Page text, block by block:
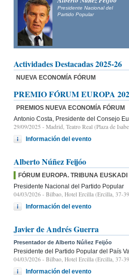
Presidente Nacional del
Partido Popular
Actividades Destacadas 2025-26
NUEVA ECONOMÍA FÓRUM
PREMIO FÓRUM EUROPA
PREMIOS NUEVA ECONOMÍA FÓRUM
Antonio Costa, Presidente del Consejo
29/09/2025 - Madrid, Teatro Real (Plaza de
Información del evento
Alberto Núñez Feijóo
FÓRUM EUROPA. TRIBUNA EUSKADI
Presidente Nacional del Partido Popular
04/03/2026 - Bilbao, Hotel Ercilla (Ercilla, 37-
Información del evento
Javier de Andrés Guerra
Presentador de Alberto Núñez Feijóo
Presidente del Partido Popular del País
04/03/2026 - Bilbao, Hotel Ercilla (Ercilla, 37-
Información del evento